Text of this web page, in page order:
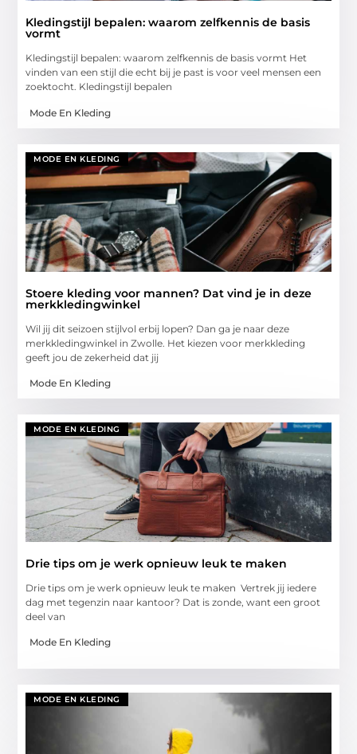
Kledingstijl bepalen: waarom zelfkennis de basis
vormt
Kledingstijl bepalen: waarom zelfkennis de basis vormt Het
vinden van een stijl die echt bij je past is voor veel mensen een
zoektocht. Kledingstijl bepalen
Mode En Kleding
MODE EN KLEDING
Stoere kleding voor mannen? Dat vind je in deze
merkkledingwinkel
Wil jij dit seizoen stijlvol erbij lopen? Dan ga je naar deze
merkkledingwinkel in Zwolle. Het kiezen voor merkkleding
geeft jou de zekerheid dat jij
Mode En Kleding
MODE EN KLEDING
Drie tips om je werk opnieuw leuk te maken
Drie tips om je werk opnieuw leuk te maken Vertrek jij iedere
dag met tegenzin naar kantoor? Dat is zonde, want een groot
deel van
Mode En Kleding
MODE EN KLEDING